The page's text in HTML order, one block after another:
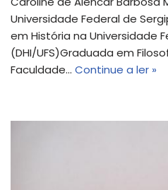
Universidade Federal de
em História na Universidade
(DHI/UFS)Graduada em
Faculdade… Continue a ler »